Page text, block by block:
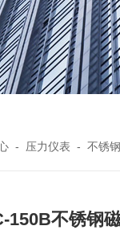
- 压力仪表 -不锈
150B不锈钢